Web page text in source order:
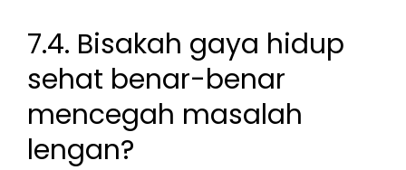
7.4. Bisakah gaya hidup
sehat benar-benar
mencegah masalah
lengan?